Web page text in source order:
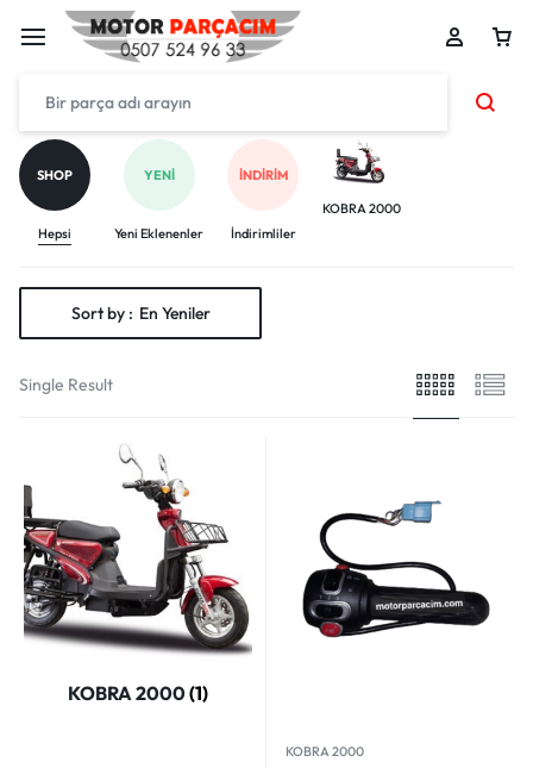
SHOP
Hepsi
YENI
Yeni Eklenenler
İNDIRIM
İndirimliler
KOBRA 2000
Sort by : En Yeniler
Single Result
KOBRA 2000(1)
KOBRA 2000